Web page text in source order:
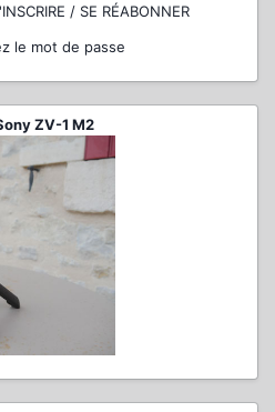
/ SE RÉABONNER
le mot de passe
ZV-1 M2